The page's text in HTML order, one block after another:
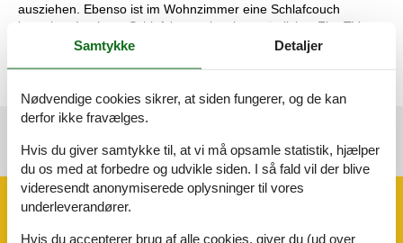
ausziehen. Ebenso ist im Wohnzimmer eine Schlafcouch
integriert. In einem Schlafzimmer ist ein zusätzlicher Flat-TV.
Licens nr.: 510
Se nabo emner Se solens gang om emnet 😎
Faciliteter
Samtykke Detaljer
Nødvendige cookies sikrer, at siden fungerer, og de kan
derfor ikke fravælges.
Hvis du giver samtykke til, at vi må opsamle statistik, hjælper
du os med at forbedre og udvikle siden. I så fald vil der blive
videresendt anonymiserede oplysninger til vores
underleverandører.
Hvis du accepterer brug af alle cookies, giver du (ud over